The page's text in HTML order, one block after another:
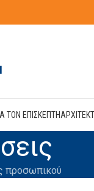
ΤΟΝ ΕΠΙΣΚΕΠΤΗ
προσωπικού